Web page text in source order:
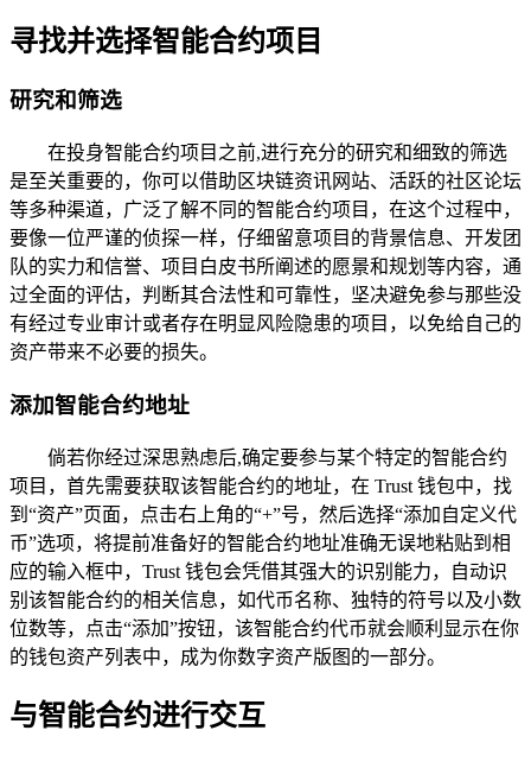
寻找并选择智能合约项目
研究和筛选
在投身智能合约项目之前,进行充分的研究和细致的筛选
是至关重要的，你可以借助区块链资讯网站、活跃的社区论坛
等多种渠道，广泛了解不同的智能合约项目，在这个过程中，
要像一位严谨的侦探一样，仔细留意项目的背景信息、开发团
队的实力和信誉、项目白皮书所阐述的愿景和规划等内容，通
过全面的评估，判断其合法性和可靠性，坚决避免参与那些没
有经过专业审计或者存在明显风险隐患的项目，以免给自己的
资产带来不必要的损失。
添加智能合约地址
倘若你经过深思熟虑后,确定要参与某个特定的智能合约
项目，首先需要获取该智能合约的地址，在 Trust 钱包中，找
到“资产”页面，点击右上角的“+”号，然后选择“添加自定义代
币”选项，将提前准备好的智能合约地址准确无误地粘贴到相
应的输入框中，Trust 钱包会凭借其强大的识别能力，自动识
别该智能合约的相关信息，如代币名称、独特的符号以及小数
位数等，点击“添加”按钮，该智能合约代币就会顺利显示在你
的钱包资产列表中，成为你数字资产版图的一部分。
与智能合约进行交互